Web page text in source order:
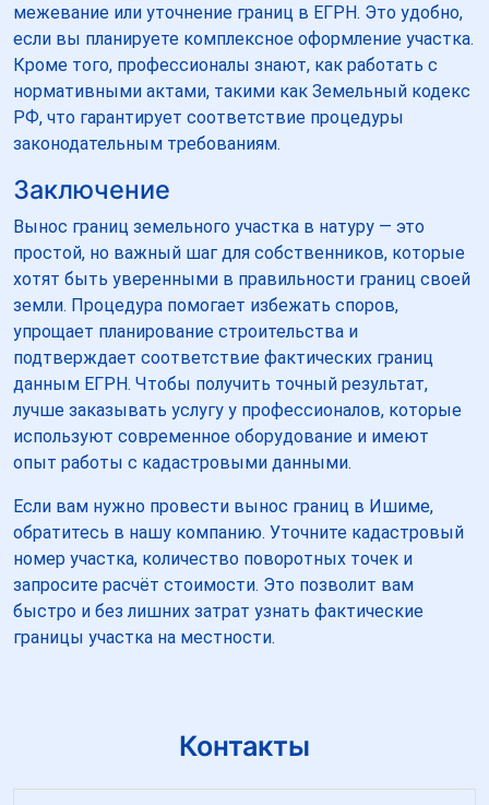
межевание или уточнение границ в ЕГРН. Это удобно,
если вы планируете комплексное оформление участка.
Кроме того, профессионалы знают, как работать с
нормативными актами, такими как Земельный кодекс
РФ, что гарантирует соответствие процедуры
законодательным требованиям.
Заключение
Вынос границ земельного участка в натуру — это
простой, но важный шаг для собственников, которые
хотят быть уверенными в правильности границ своей
земли. Процедура помогает избежать споров,
упрощает планирование строительства и
подтверждает соответствие фактических границ
данным ЕГРН. Чтобы получить точный результат,
лучше заказывать услугу у профессионалов, которые
используют современное оборудование и имеют
опыт работы с кадастровыми данными.
Если вам нужно провести вынос границ в Ишиме,
обратитесь в нашу компанию. Уточните кадастровый
номер участка, количество поворотных точек и
запросите расчёт стоимости. Это позволит вам
быстро и без лишних затрат узнать фактические
границы участка на местности.
Контакты